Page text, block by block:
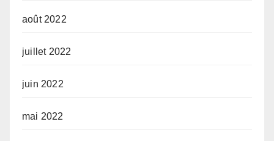
août 2022
juillet 2022
juin 2022
mai 2022